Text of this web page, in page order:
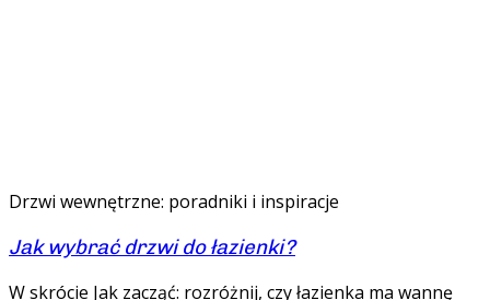
Drzwi wewnętrzne: poradniki i inspiracje
Jak wybrać drzwi do łazienki?
W skrócie Jak zacząć: rozróżnij, czy łazienka ma wannę